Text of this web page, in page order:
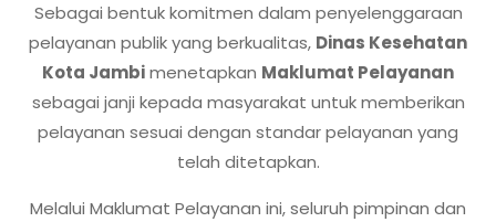
Sebagai bentuk komitmen dalam penyelenggaraan
pelayanan publik yang berkualitas, Dinas Kesehatan
Kota Jambimenetapkan Maklumat Pelayanan
sebagai janji kepada masyarakat untuk memberikan
pelayanan sesuai dengan standar pelayanan yang
telah ditetapkan.
Melalui Maklumat Pelayanan ini, seluruh pimpinan dan